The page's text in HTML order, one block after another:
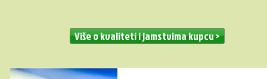
Više o kvaliteti i jamstvima kupcu >